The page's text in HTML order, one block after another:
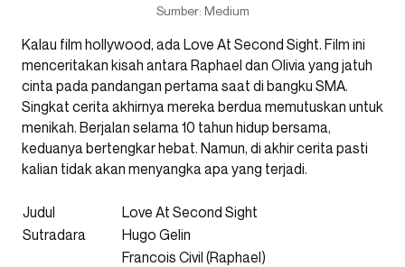
Sumber: Medium
Kalau film hollywood, ada Love At Second Sight. Film ini
menceritakan kisah antara Raphael dan Olivia yang jatuh
cinta pada pandangan pertama saat di bangku SMA.
Singkat cerita akhirnya mereka berdua memutuskan untuk
menikah. Berjalan selama 10 tahun hidup bersama,
keduanya bertengkar hebat. Namun, di akhir cerita pasti
kalian tidak akan menyangka apa yang terjadi.
Judul
Love At Second Sight
Sutradara
Hugo Gelin
Francois Civil (Raphael)